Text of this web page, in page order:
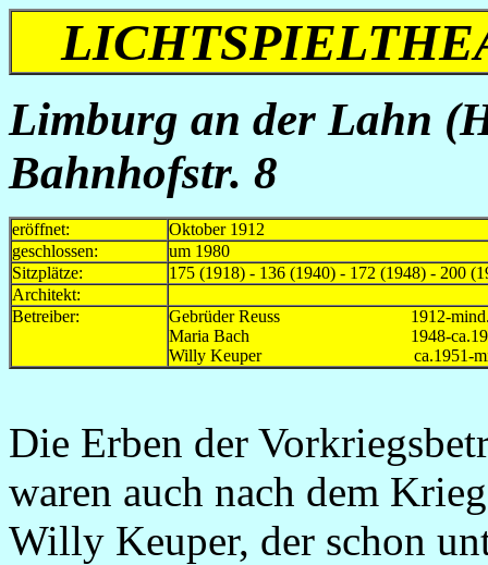
Limburg an der Lahn
Bahnhofstr. 8
eröffnet:
Oktober 1912
geschlossen:
um 1980
Sitzplätze:
175 (1918) - 136 (1940) - 172 (1948) - 200
Architekt:
Betreiber:
Gebrüder Reuss 1912-
Maria Bach 1948-
Willy Keuper ca.1951-
Die Erben der
waren auch nach dem
Willy Keuper, der schon